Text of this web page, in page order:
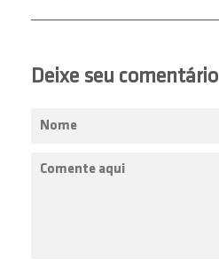
Deixe seu comentário